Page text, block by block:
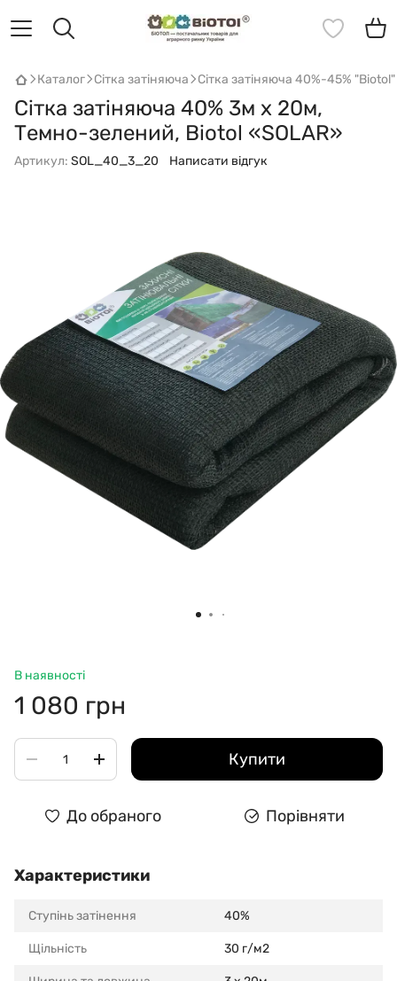
Каталог Сітка затіняюча Сітка затіняюча 40%-45% "Biotol"
Сітка затіняюча 40% 3м х 20м,
Темно-зелений, Biotol «SOLAR»
Артикул: SOL_40_3_20 Написати відгук
В наявності
1 080 грн
Купити
До обраного Порівняти
Характеристики
Ступінь затінення 40%
Щільність 30 г/м2